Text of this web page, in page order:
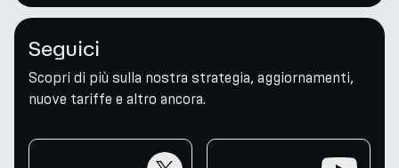
Seguici
Scopri di più sulla nostra strategia, aggiornamenti,
nuove tariffe e altro ancora.